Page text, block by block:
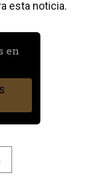
esta noticia.
en